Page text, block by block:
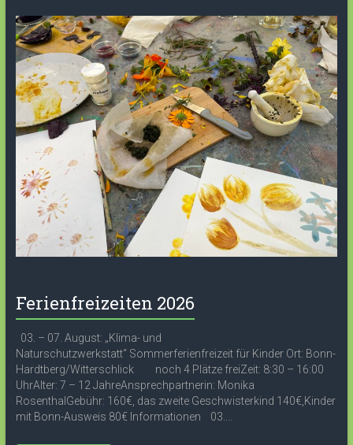
Ferienfreizeiten 2026
03. – 07. August: „Klima- und
Naturschutzwerkstatt“ Sommerferienfreizeit für Kinder Ort: Bonn-
Hardtberg/Witterschlick noch 4 Plätze freiZeit: 8:30 – 16:00
UhrAlter: 7 – 12 JahreAnsprechpartnerin: Monika
RosenthalGebühr: 160€, das zweite Geschwisterkind 140€,Kinder
mit Bonn-Ausweis 80€ Informationen 03....